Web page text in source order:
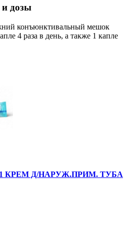
и дозы
конъюнктивальный мешок
4 раза в день, а также 1 капле
КРЕМ Д/НАРУЖ.ПРИМ. ТУБА